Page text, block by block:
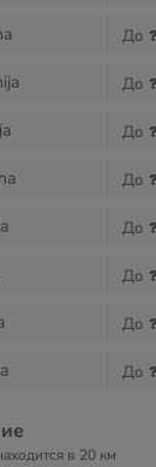
До
До
До
До
До
До
До
До
в 20 км